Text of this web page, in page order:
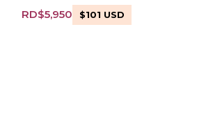
RD$5,950 $101 USD